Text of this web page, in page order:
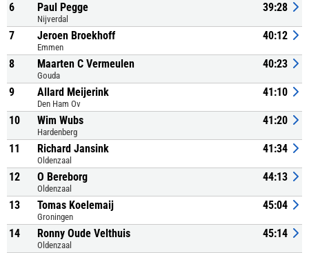
6 Paul Pegge
Nijverdal
39:28
7 Jeroen Broekhoff
Emmen
40:12
8 Maarten C Vermeulen
Gouda
40:23
9 Allard Meijerink
Den Ham Ov
41:10
10 Wim Wubs
Hardenberg
41:20
11 Richard Jansink
Oldenzaal
41:34
12 O Bereborg
Oldenzaal
44:13
13 Tomas Koelemaij
Groningen
45:04
14 Ronny Oude Velthuis
Oldenzaal
45:14